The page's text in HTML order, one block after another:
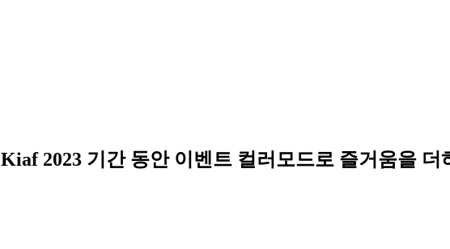
Kiaf 2023 기간 동안 이벤트 컬러모드로 즐거움을 더